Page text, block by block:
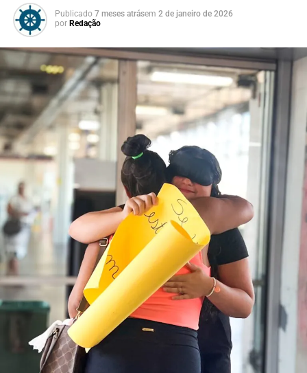
Publicado 7 meses atrásem 2 de janeiro de 2026
por Redação